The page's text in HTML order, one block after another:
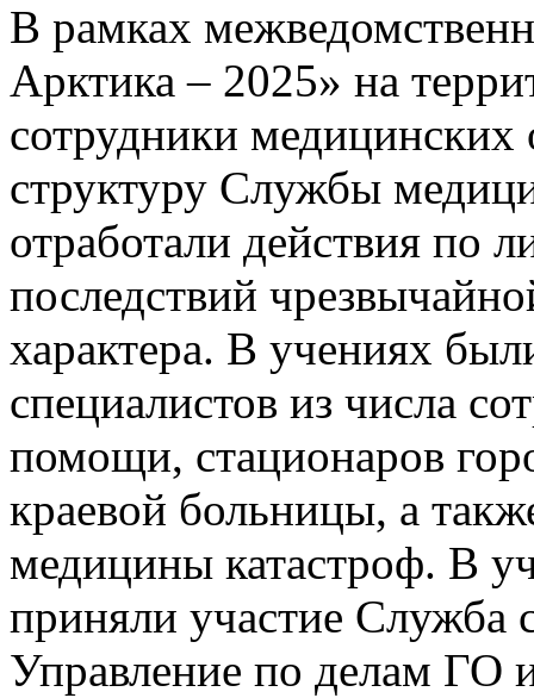
В рамках
Арктика – 2025» на
сотрудники
структуру Службы
отработали действия по
последствий
характера. В учениях
специалистов из числа
помощи, стационаров
краевой больницы, а
медицины катастроф. В
приняли участие Служба
Управление по делам ГО